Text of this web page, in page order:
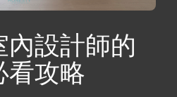
內設計師的
看攻略